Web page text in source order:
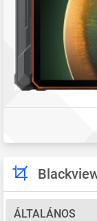
ÁLTALÁNOS